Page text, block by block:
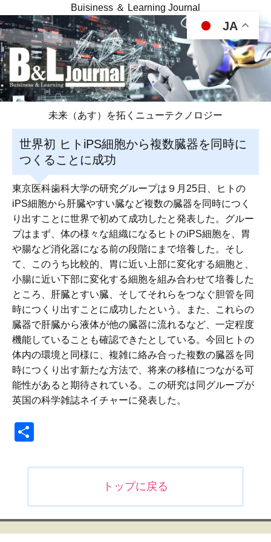
Buisiness ＆ Learning Journal
未来（あす）を拓くニューテクノロジー
世界初 ヒトiPS細胞から複数臓器を同時に
つくることに成功
東京医科歯科大学の研究グループは９月25日、ヒトの
iPS細胞から肝臓やすい臓など複数の臓器を同時につく
り出すことに世界で初めて成功したと発表した。グルー
プはまず、体の様々な組織になるヒトのiPS細胞を、胃
や腸など消化器になる前の段階にまで培養した。そし
て、このうち比較的、胃に近い上部に変化する細胞と、
小腸に近い下部に変化する細胞を組み合わせて培養した
ところ、肝臓とすい臓、そしてそれらをつなぐ胆管を同
時につくり出すことに成功したという。また、これらの
臓器で肝臓から液体が他の臓器に流れるなど、一定程度
機能していることも確認できたとしている。今回ヒトの
体内の環境と同様に、複雑に絡み合った複数の臓器を同
時につくり出す新たな方法で、将来の移植につながる可
能性があると期待されている。この研究は同グループが
英国の科学雑誌ネイチャーに発表した。
ビ
ゲ
トップに戻る
JA